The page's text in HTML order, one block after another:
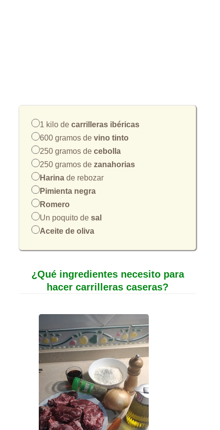
1 kilo de carrilleras ibéricas
600 gramos de vino tinto
250 gramos de cebolla
250 gramos de zanahorias
Harina de rebozar
Pimienta negra
Romero
Un poquito de sal
Aceite de oliva
¿Qué ingredientes necesito para
hacer carrilleras caseras?